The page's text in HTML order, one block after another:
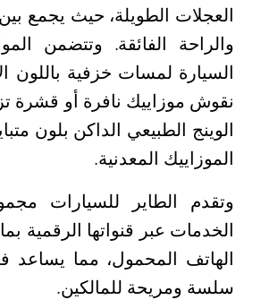
العجلات الطويلة، حيث يجمع بين
والراحة الفائقة. وتتضمن
السيارة لمسات خزفية باللون
نقوش موزاييك نافرة أو قشرة
الوينج الطبيعي الداكن بلون
الموزاييك المعدنية.
وتقدم الطاير للسيارات
الخدمات عبر قنواتها الرقمية
الهاتف المحمول، مما يساعد
سلسة ومريحة للمالكين.